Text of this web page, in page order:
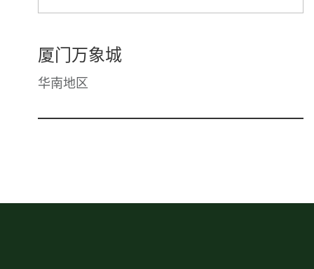
厦门万象城
华南地区